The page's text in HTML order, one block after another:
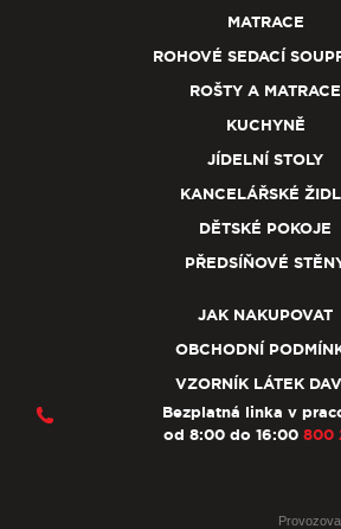
MATRACE
ROHOVÉ SEDACÍ
ROŠTY A MATRACE
KUCHYNĚ
JÍDELNÍ STOLY
KANCELÁŘSKÉ
DĚTSKÉ POKOJE
PŘEDSÍŇOVÉ
JAK NAKUPOVAT
OBCHODNÍ
VZORNÍK LÁTEK
Bezplatná linka v
od 8:00 do 16:00 800